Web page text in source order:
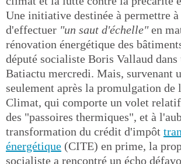
Une initiative destinée à permettre à
d'effectuer "un saut d'échelle"en
rénovation énergétique des
député socialiste Boris Vallaud dans
Batiactu mercredi. Mais, survenant
seulement après la promulgation de
Climat, qui comporte un volet
des "passoires thermiques", et à
transformation du crédit d'impôt
énergétique (CITE) en prime, la
socialiste a rencontré un écho